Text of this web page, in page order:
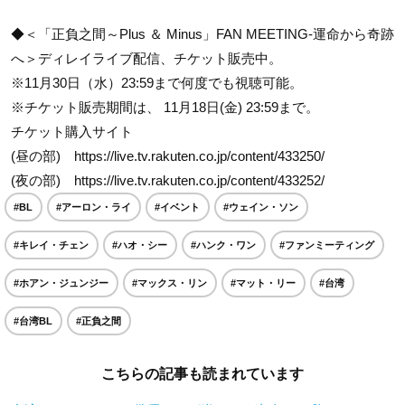
◆＜「正負之間～Plus ＆ Minus」FAN MEETING-運命から奇跡
へ＞ディレイライブ配信、チケット販売中。
※11月30日（水）23:59まで何度でも視聴可能。
※チケット販売期間は、 11月18日(金) 23:59まで。
チケット購入サイト
(昼の部) https://live.tv.rakuten.co.jp/content/433250/
(夜の部) https://live.tv.rakuten.co.jp/content/433252/
#BL #アーロン・ライ #イベント #ウェイン・ソン
#キレイ・チェン #ハオ・シー #ハンク・ワン #ファンミーティング
#ホアン・ジュンジー #マックス・リン #マット・リー #台湾
#台湾BL #正負之間
こちらの記事も読まれています